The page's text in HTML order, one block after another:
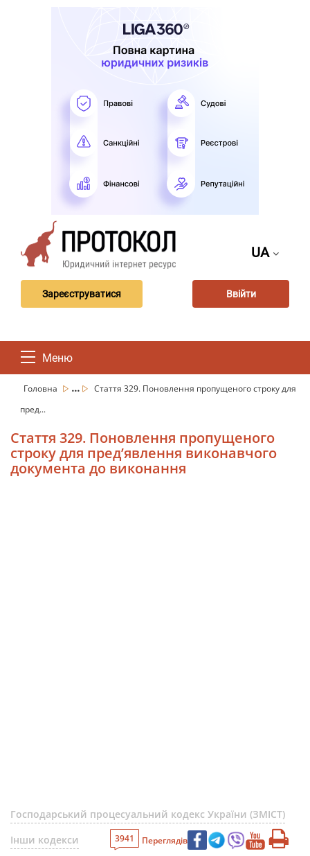
UA
Зареєструватися Ввійти
Меню
Головна ...
Стаття 329. Поновлення пропущеного строку для
пред...
Стаття 329. Поновлення пропущеного
строку для пред’явлення виконавчого
документа до виконання
Господарський процесуальний кодекс України (ЗМІСТ)
Інши кодекси
3941 Переглядів